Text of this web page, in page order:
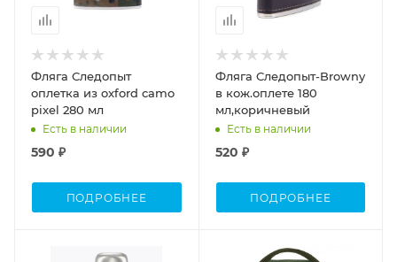
Фляга Следопыт
оплетка из oxford camo
pixel 280 мл
Есть в наличии
590 ₽
ПОДРОБНЕЕ
Фляга Следопыт-Browny
в кож.оплете 180
мл,коричневый
Есть в наличии
520 ₽
ПОДРОБНЕЕ